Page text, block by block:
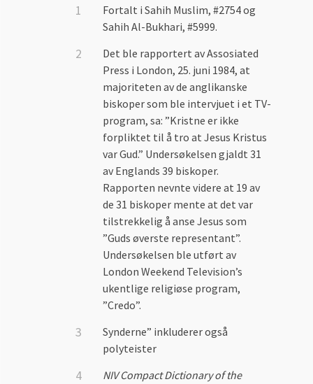
Fortalt i Sahih Muslim, #2754 og
Sahih Al-Bukhari, #5999.
Det ble rapportert av Assosiated
Press i London, 25. juni 1984, at
majoriteten av de anglikanske
biskoper som ble intervjuet i et TV-
program, sa: ”Kristne er ikke
forpliktet til å tro at Jesus Kristus
var Gud.” Undersøkelsen gjaldt 31
av Englands 39 biskoper.
Rapporten nevnte videre at 19 av
de 31 biskoper mente at det var
tilstrekkelig å anse Jesus som
”Guds øverste representant”.
Undersøkelsen ble utført av
London Weekend Television’s
ukentlige religiøse program,
”Credo”.
Synderne” inkluderer også
polyteister
NIV Compact Dictionary of the